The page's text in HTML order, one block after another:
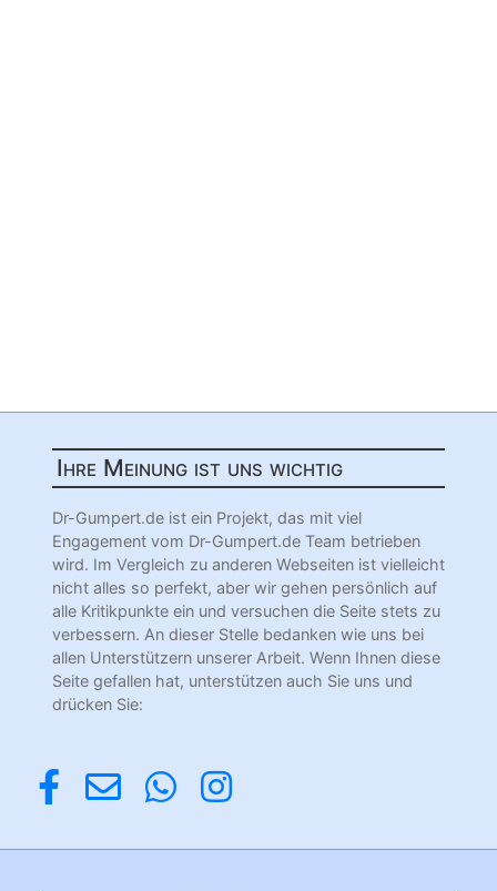
Ihre Meinung ist uns wichtig
Dr-Gumpert.de ist ein Projekt, das mit viel
Engagement vom Dr-Gumpert.de Team betrieben
wird. Im Vergleich zu anderen Webseiten ist vielleicht
nicht alles so perfekt, aber wir gehen persönlich auf
alle Kritikpunkte ein und versuchen die Seite stets zu
verbessern. An dieser Stelle bedanken wie uns bei
allen Unterstützern unserer Arbeit. Wenn Ihnen diese
Seite gefallen hat, unterstützen auch Sie uns und
drücken Sie: